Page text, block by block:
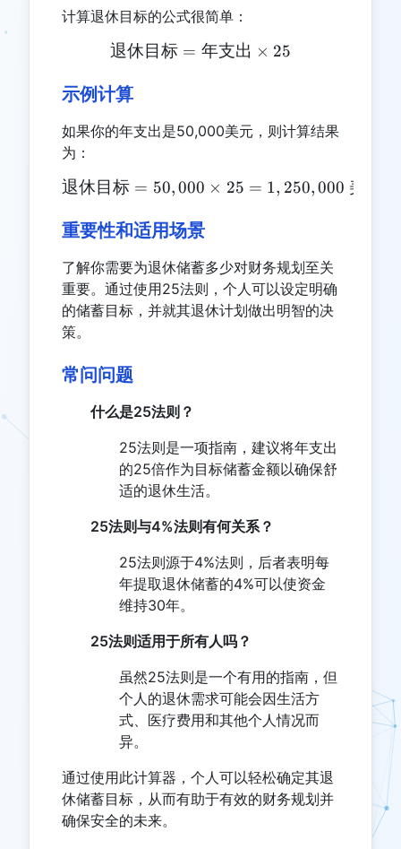
计算退休目标的公式很简单：
\text{退休目标} = \text{
退休目标 = 年支出 × 25
示例计算
如果你的年支出是50,000美元，则计算结果
为：
\text{退休目标} = 50,000
退休目标 = 50,000 × 25 = 1, 250,000 美元
重要性和适用场景
了解你需要为退休储蓄多少对财务规划至关
重要。通过使用25法则，个人可以设定明确
的储蓄目标，并就其退休计划做出明智的决
策。
常问问题
什么是25法则？
25法则是一项指南，建议将年支出
的25倍作为目标储蓄金额以确保舒
适的退休生活。
25法则与4%法则有何关系？
25法则源于4%法则，后者表明每
年提取退休储蓄的4%可以使资金
维持30年。
25法则适用于所有人吗？
虽然25法则是一个有用的指南，但
个人的退休需求可能会因生活方
式、医疗费用和其他个人情况而
异。
通过使用此计算器，个人可以轻松确定其退
休储蓄目标，从而有助于有效的财务规划并
确保安全的未来。